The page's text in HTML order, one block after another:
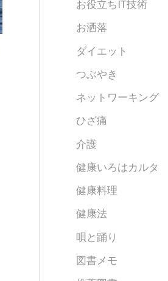
お役立ちIT技術
お洒落
ダイエット
つぶやき
ネットワーキング
ひざ痛
介護
健康いろはカルタ
健康料理
健康法
唄と踊り
図書メモ